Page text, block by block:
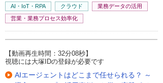
AI・IoT・RPA
クラウド
業務データの活用
営業・業務プロセス効率化
【動画再生時間：32分08秒】
視聴には大塚IDの登録が必要です
AIエージェントはどこまで任せられる？ ～